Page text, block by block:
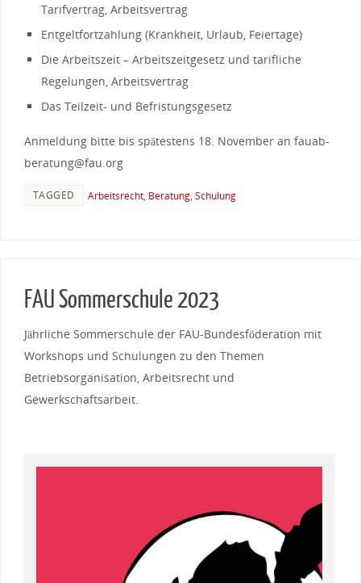
Tarifvertrag, Arbeitsvertrag
Entgeltfortzahlung (Krankheit, Urlaub, Feiertage)
Die Arbeitszeit – Arbeitszeitgesetz und tarifliche
Regelungen, Arbeitsvertrag
Das Teilzeit- und Befristungsgesetz
Anmeldung bitte bis spätestens 18. November an fauab-
beratung@fau.org
TAGGED Arbeitsrecht, Beratung, Schulung
FAU Sommerschule 2023
Jährliche Sommerschule der FAU-Bundesföderation mit
Workshops und Schulungen zu den Themen
Betriebsorganisation, Arbeitsrecht und
Gewerkschaftsarbeit.